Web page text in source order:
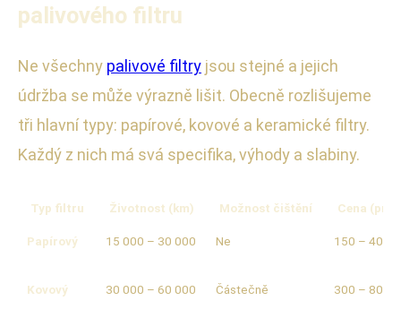
palivového filtru
Ne všechny palivové filtry jsou stejné a jejich
údržba se může výrazně lišit. Obecně rozlišujeme
tři hlavní typy: papírové, kovové a keramické filtry.
Každý z nich má svá specifika, výhody a slabiny.
Typ filtru Životnost (km) Možnost čištění Cena
Papírový 15 000 – 30 000 Ne 150 – 400
Kovový 30 000 – 60 000 Částečně 300 – 800